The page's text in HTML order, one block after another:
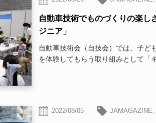
自動車技術でものづくりの楽し
ジニア」
自動車技術会（自技会）では、子ど
を体験してもらう取り組みとして
2022/08/05 JAMAGAZINE